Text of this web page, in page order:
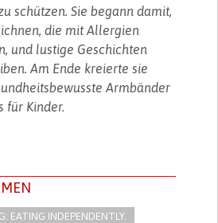
schützen. Sie begann damit,
die mit Allergien
und lustige Geschichten
Am Ende kreierte sie
Armbänder
für Kinder.
EATING INDEPENDENTLY.